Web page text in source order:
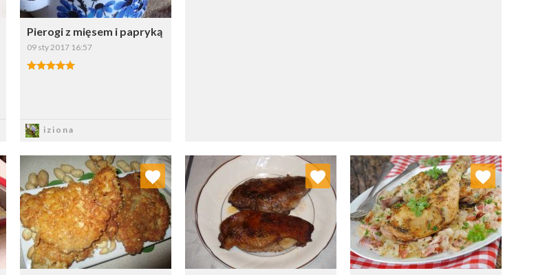
Pierogi z mięsem i papryką
09 sty 2017 16:57
iziona
Dodaj do ulubionych
Wybierz listę:
Dodaj do ulubionych
Wybierz listę:
Dodaj do ulubionych
Wybierz listę: